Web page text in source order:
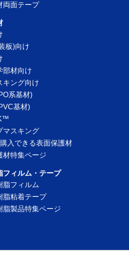
両面テープ
板)向け
部材向け
キング向け
系基材)
基材)
マスキング
入できる表面保護材
材特集ページ
フィルム・テープ
脂フィルム
脂粘着テープ
脂製品特集ページ